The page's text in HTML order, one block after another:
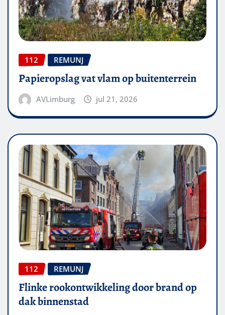
112 REMUNJ
Papieropslag vat vlam op buitenterrein
AVLimburg jul 21, 2026
112 REMUNJ
Flinke rookontwikkeling door brand op
dak binnenstad